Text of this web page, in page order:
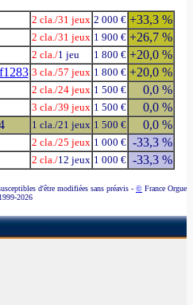
2 cla./31 jeux 2 000 € +33,3 %
2 cla./31 jeux 1 900 € +26,7 %
2 cla./1 jeu 1 800 € +20,0 %
3 cla./57 jeux 1 800 € +20,0 %
2 cla./24 jeux 1 500 € 0,0 %
3 cla./39 jeux 1 500 € 0,0 %
1 cla./21 jeux 1 500 € 0,0 %
2 cla./25 jeux 1 000 € -33,3 %
2 cla./12 jeux 1 000 € -33,3 %
d'être modifiées sans préavis - © France Orgue
1999-2026